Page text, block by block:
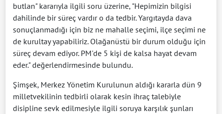
butlan" kararıyla ilgili soru üzerine, "Hepimizin bilgisi
dahilinde bir süreç vardır o da tedbir. Yargıtayda dava
sonuçlanmadığı için biz ne mahalle seçimi, ilçe seçimi ne
de kurultay yapabiliriz. Olağanüstü bir durum olduğu için
süreç devam ediyor. PM'de 5 kişi de kalsa hayat devam
eder." değerlendirmesinde bulundu.
Şimşek, Merkez Yönetim Kurulunun aldığı kararla dün 9
milletvekilinin tedbirli olarak kesin ihraç talebiyle
disipline sevk edilmesiyle ilgili soruya karşılık şunları